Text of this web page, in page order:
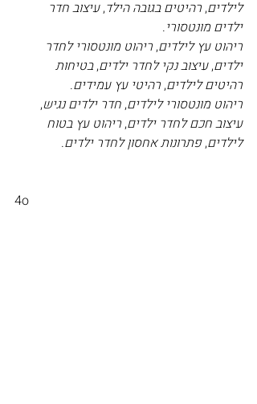
לילדים, רהיטים בגובה הילד, עיצוב חדר
ילדים מונטסורי.
ריהוט עץ לילדים, ריהוט מונטסורי לחדר
ילדים, עיצוב נקי לחדר ילדים, בטיחות
רהיטים לילדים, רהיטי עץ עמידים.
ריהוט מונטסורי לילדים, חדר ילדים נגיש,
עיצוב חכם לחדר ילדים, ריהוט עץ בטוח
לילדים, פתרונות אחסון לחדר ילדים.
4o